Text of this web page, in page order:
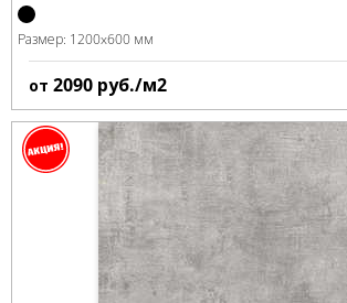
Размер: 1200x600 мм
от 2090 руб./м2